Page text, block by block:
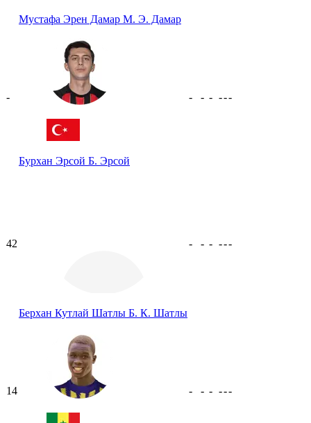
Мустафа Эрен Дамар М. Э. Дамар
-
Бурхан Эрсой Б. Эрсой
- - - ---
42
Берхан Кутлай Шатлы Б. К. Шатлы
- - - ---
14 - - - ---